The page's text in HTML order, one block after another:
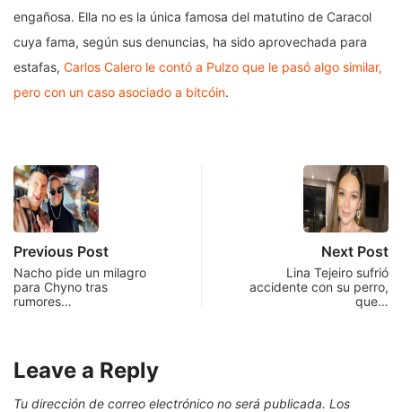
engañosa. Ella no es la única famosa del matutino de Caracol
cuya fama, según sus denuncias, ha sido aprovechada para
estafas, Carlos Calero le contó a Pulzo que le pasó algo similar,
pero con un caso asociado a bitcóin.
Previous Post
Nacho pide un milagro
para Chyno tras
rumores…
Next Post
Lina Tejeiro sufrió
accidente con su perro,
que…
Leave a Reply
Tu dirección de correo electrónico no será publicada. Los